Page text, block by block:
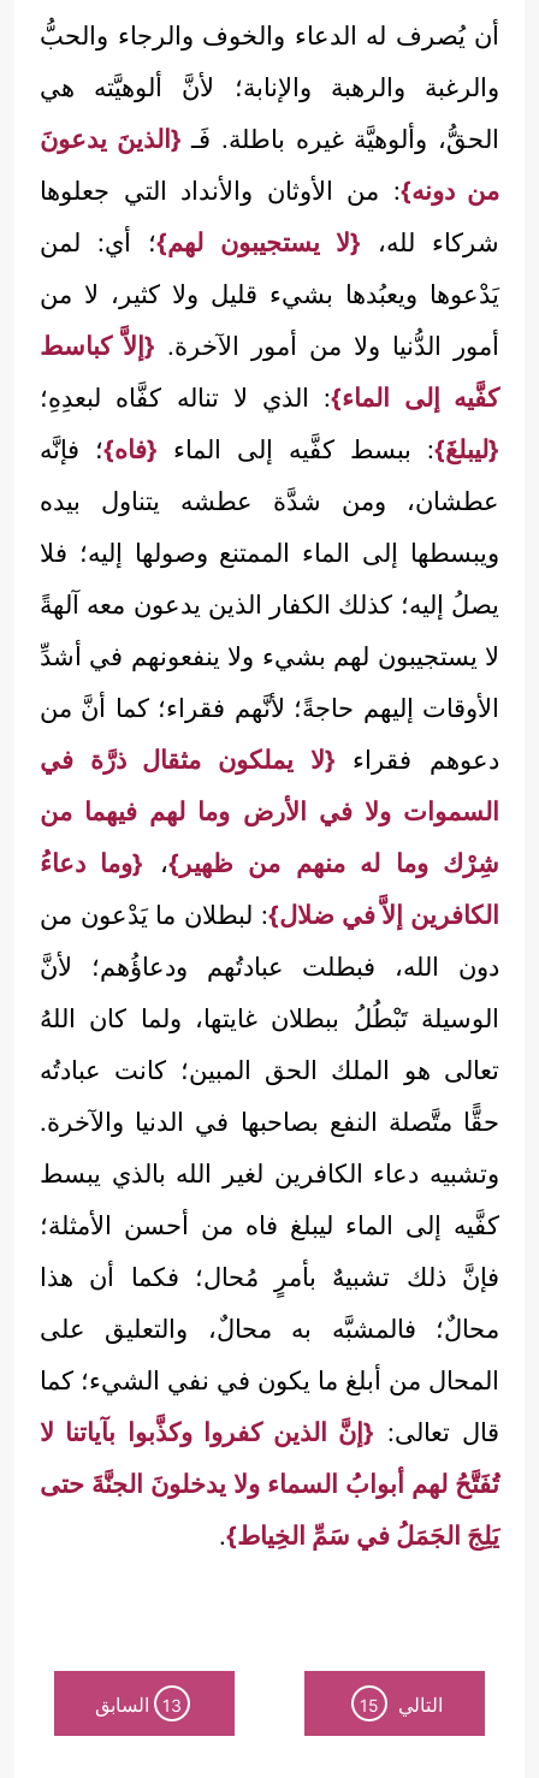
أن يُصرف له الدعاء والخوف والرجاء والحبُّ
والرغبة والرهبة والإنابة؛ لأنَّ ألوهيَّته هي
الحقُّ، وألوهيَّة غيره باطلة. فَـ {الذينَ يدعونَ
من دونه}: من الأوثان والأنداد التي جعلوها
شركاء لله، {لا يستجيبون لهم}؛ أي: لمن
يَدْعوها ويعبُدها بشيء قليل ولا كثير، لا من
أمور الدُّنيا ولا من أمور الآخرة. {إلاَّ كباسط
كفَّيه إلى الماء}: الذي لا تناله كفَّاه لبعدِهِ؛
{ليبلغَ}: ببسط كفَّيه إلى الماء {فاه}؛ فإنَّه
عطشان، ومن شدَّة عطشه يتناول بيده
ويبسطها إلى الماء الممتنع وصولها إليه؛ فلا
يصلُ إليه؛ كذلك الكفار الذين يدعون معه آلهةً
لا يستجيبون لهم بشيء ولا ينفعونهم في أشدِّ
الأوقات إليهم حاجةً؛ لأنَّهم فقراء؛ كما أنَّ من
دعوهم فقراء {لا يملكون مثقال ذرَّة في
السموات ولا في الأرض وما لهم فيهما من
شِرْك وما له منهم من ظهير}، {وما دعاءُ
الكافرين إلاَّ في ضلال}: لبطلان ما يَدْعون من
دون الله، فبطلت عبادتُهم ودعاؤُهم؛ لأنَّ
الوسيلة تَبْطُلُ ببطلان غايتها، ولما كان اللهُ
تعالى هو الملك الحق المبين؛ كانت عبادتُه
حقًّا متَّصلة النفع بصاحبها في الدنيا والآخرة.
وتشبيه دعاء الكافرين لغير الله بالذي يبسط
كفَّيه إلى الماء ليبلغ فاه من أحسن الأمثلة؛
فإنَّ ذلك تشبيهٌ بأمرٍ مُحال؛ فكما أن هذا
محالٌ؛ فالمشبَّه به محالٌ، والتعليق على
المحال من أبلغ ما يكون في نفي الشيء؛ كما
قال تعالى: {إنَّ الذين كفروا وكذَّبوا بآياتنا لا
تُفَتَّحُ لهم أبوابُ السماء ولا يدخلونَ الجنَّةَ حتى
يَلِجَ الجَمَلُ في سَمِّ الخِياط}.
التالي 15
13 السابق